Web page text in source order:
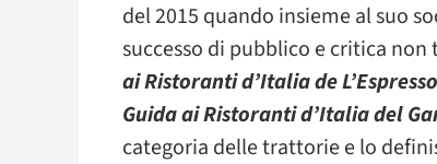
del 2015 quando insieme al suo
successo di pubblico e critica
ai Ristoranti d’Italia de L’Espresso
Guida ai Ristoranti d’Italia del
categoria delle trattorie e lo